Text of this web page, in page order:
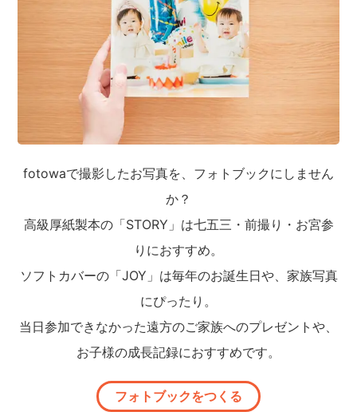
fotowaで撮影したお写真を、フォトブックにしません
か？
高級厚紙製本の「STORY」は七五三・前撮り・お宮参
りにおすすめ。
ソフトカバーの「JOY」は毎年のお誕生日や、家族写真
にぴったり。
当日参加できなかった遠方のご家族へのプレゼントや、
お子様の成長記録におすすめです。
フォトブックをつくる